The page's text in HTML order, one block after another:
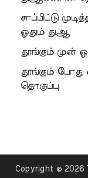
சாப்பிட்டு
ஓதும் துஆ
தூங்கும் முன்
தூங்கும்
தொகுப்பு
Copyright © 2026